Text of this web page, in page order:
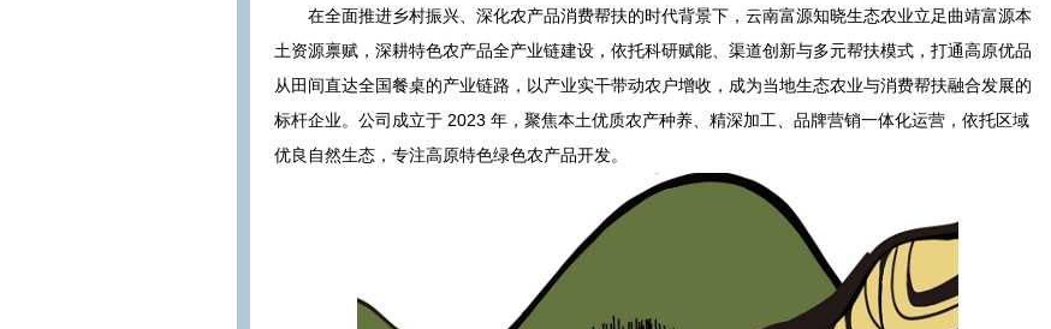
在全面推进乡村振兴、深化农产品消费帮扶的时代背景下，云南富源知晓生态农业立足曲靖富源本
土资源禀赋，深耕特色农产品全产业链建设，依托科研赋能、渠道创新与多元帮扶模式，打通高原优品
从田间直达全国餐桌的产业链路，以产业实干带动农户增收，成为当地生态农业与消费帮扶融合发展的
标杆企业。公司成立于 2023 年，聚焦本土优质农产种养、精深加工、品牌营销一体化运营，依托区域
优良自然生态，专注高原特色绿色农产品开发。